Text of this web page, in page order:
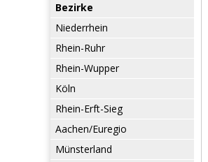
Bezirke
Niederrhein
Rhein-Ruhr
Rhein-Wupper
Köln
Rhein-Erft-Sieg
Aachen/Euregio
Münsterland